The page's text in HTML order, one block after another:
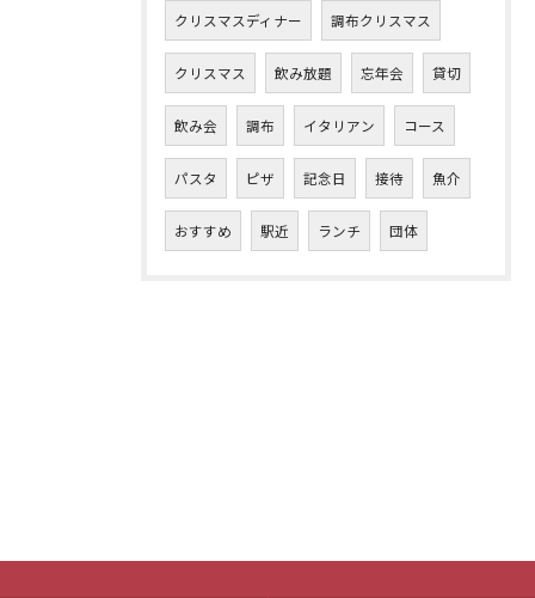
クリスマスディナー 調布クリスマス
クリスマス 飲み放題 忘年会 貸切
飲み会 調布 イタリアン コース
パスタ ピザ 記念日 接待 魚介
おすすめ 駅近 ランチ 団体